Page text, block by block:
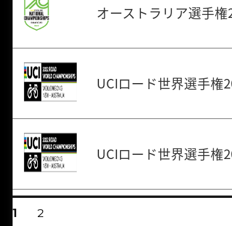
オーストラリア選手
UCIロード世界選手権
UCIロード世界選手権
投
固
1
固
2